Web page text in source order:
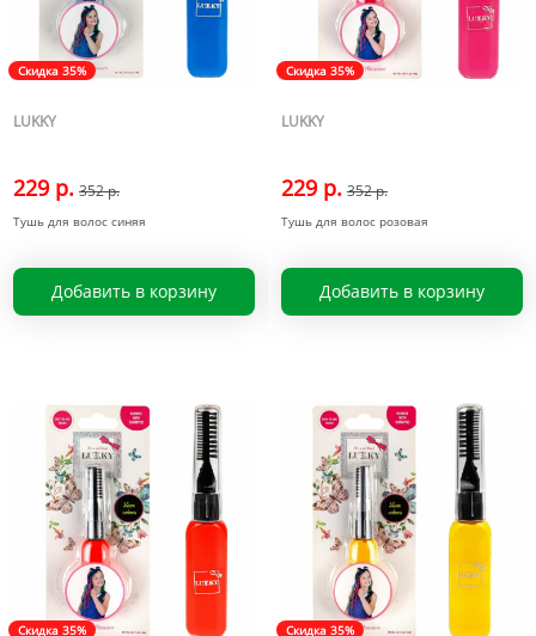
Скидка 35%
LUKKY
229 р. 352 р.
Тушь для волос синяя
Добавить в корзину
Скидка 35%
LUKKY
229 р. 352 р.
Тушь для волос розовая
Добавить в корзину
Скидка 35% Скидка 35%